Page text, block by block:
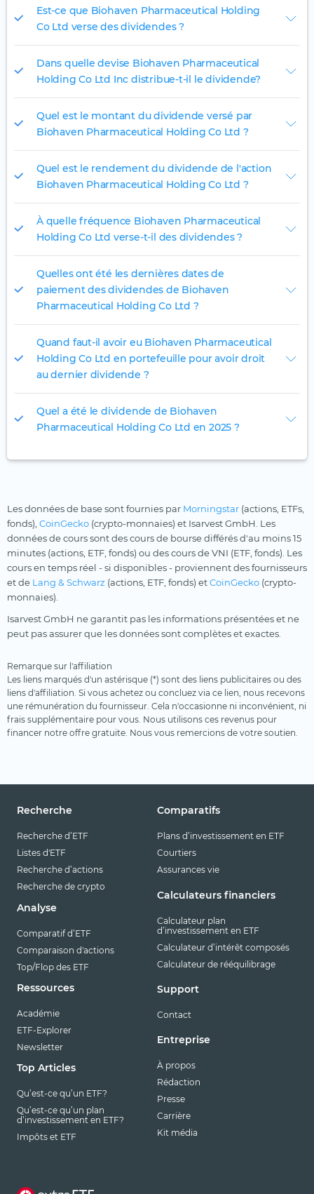
Est-ce que Biohaven Pharmaceutical Holding
Co Ltd verse des dividendes ?
Dans quelle devise Biohaven Pharmaceutical
Holding Co Ltd Inc distribue-t-il le dividende?
Quel est le montant du dividende versé par
Biohaven Pharmaceutical Holding Co Ltd ?
Quel est le rendement du dividende de l'action
Biohaven Pharmaceutical Holding Co Ltd ?
À quelle fréquence Biohaven Pharmaceutical
Holding Co Ltd verse-t-il des dividendes ?
Quelles ont été les dernières dates de
paiement des dividendes de Biohaven
Pharmaceutical Holding Co Ltd ?
Quand faut-il avoir eu Biohaven Pharmaceutical
Holding Co Ltd en portefeuille pour avoir droit
au dernier dividende ?
Quel a été le dividende de Biohaven
Pharmaceutical Holding Co Ltd en 2025 ?
Les données de base sont fournies par Morningstar (actions, ETFs,
fonds), CoinGecko (crypto-monnaies) et Isarvest GmbH. Les
données de cours sont des cours de bourse différés d'au moins 15
minutes (actions, ETF, fonds) ou des cours de VNI (ETF, fonds). Les
cours en temps réel - si disponibles - proviennent des fournisseurs
et de Lang & Schwarz (actions, ETF, fonds) etCoinGecko (crypto-
monnaies).
Isarvest GmbH ne garantit pas les informations présentées et ne
peut pas assurer que les données sont complètes et exactes.
Remarque sur l'affiliation
Les liens marqués d'un astérisque (*) sont des liens publicitaires ou des
liens d'affiliation. Si vous achetez ou concluez via ce lien, nous recevons
une rémunération du fournisseur. Cela n'occasionne ni inconvénient, ni
frais supplémentaire pour vous. Nous utilisons ces revenus pour
financer notre offre gratuite. Nous vous remercions de votre soutien.
Recherche
Recherche d’ETF
Listes d'ETF
Recherche d’actions
Recherche de crypto
Analyse
Comparatif d’ETF
Comparaison d'actions
Top/Flop des ETF
Ressources
Académie
ETF-Explorer
Newsletter
Top Articles
Qu’est-ce qu’un ETF?
Qu’est-ce qu’un plan
d’investissement en ETF?
Impôts et ETF
Comparatifs
Plans d’investissement en ETF
Courtiers
Assurances vie
Calculateurs financiers
Calculateur plan
d’investissement en ETF
Calculateur d’intérêt composés
Calculateur de rééquilibrage
Support
Contact
Entreprise
À propos
Rédaction
Presse
Carrière
Kit média